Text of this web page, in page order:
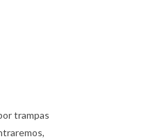
trampas